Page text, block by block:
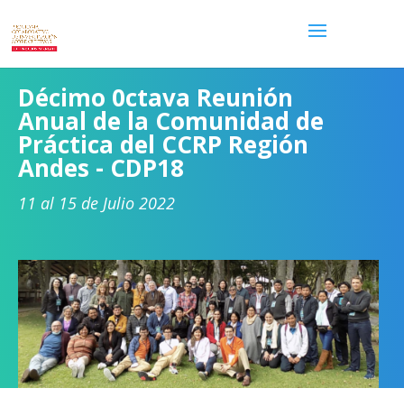
Décimo 0ctava Reunión
Anual de la Comunidad de
Práctica del CCRP Región
Andes - CDP18
11 al 15 de Julio 2022